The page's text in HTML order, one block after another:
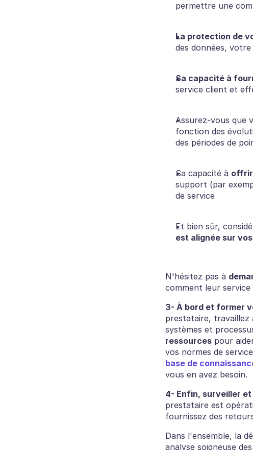
permettre une
La protection de
des données,
Sa capacité à
service client et
Assurez-vous que
fonction des
des périodes de
Sa capacité à offrir
support (par
de service
Et bien sûr,
est alignée sur
N'hésitez pas à
comment leur
3- À bord et former
prestataire, travaillez
systèmes et
ressources pour
vos normes de
base de
vous en avez besoin.
4- Enfin, surveiller
prestataire est
fournissez des
‍Dans l'ensemble, la
analyse soigneuse